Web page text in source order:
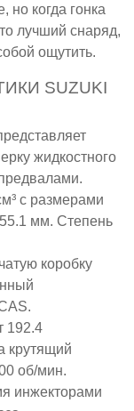
но когда гонка
лучший снаряд,
ощутить.
SUZUKI
жидкостного
с размерами
мм. Степень
коробку
192.4
крутящий
об/мин.
инжекторами